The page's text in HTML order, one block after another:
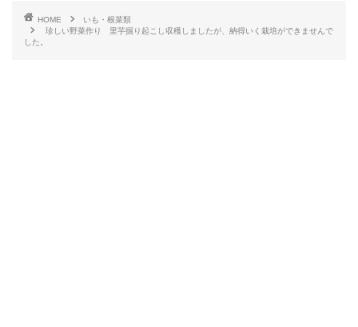
HOME
いも・根菜類
珍しい野菜作り 里芋掘り起こし収穫しましたが、納得いく栽培ができませんで
した。